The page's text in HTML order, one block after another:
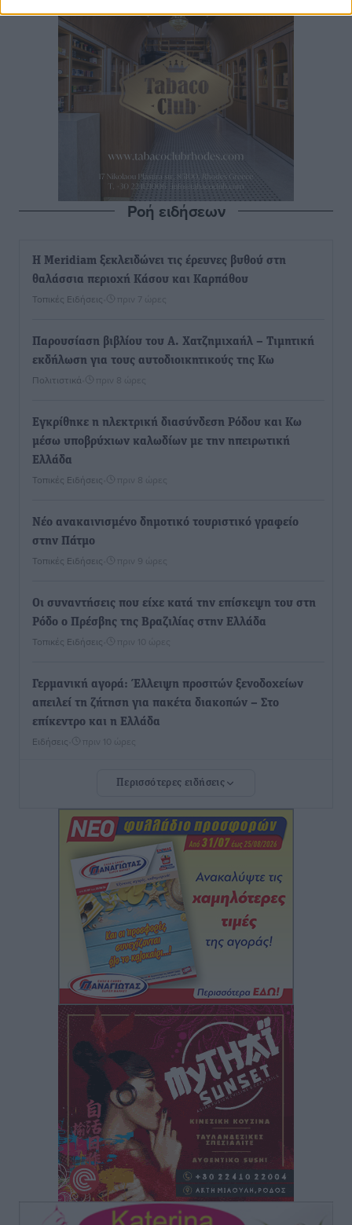
Ροή ειδήσεων
Η Meridiam ξεκλειδώνει τις έρευνες βυθού στη
θαλάσσια περιοχή Κάσου και Καρπάθου
Τοπικές Ειδήσεις πριν 7 ώρες
Παρουσίαση βιβλίου του Α. Χατζημιχαήλ – Τιμητική
εκδήλωση για τους αυτοδιοικητικούς της Κω
Πολιτιστικά πριν 8 ώρες
Εγκρίθηκε η ηλεκτρική διασύνδεση Ρόδου και Κω
μέσω υποβρύχιων καλωδίων με την ηπειρωτική
Ελλάδα
Τοπικές Ειδήσεις πριν 8 ώρες
Νέο ανακαινισμένο δημοτικό τουριστικό γραφείο
στην Πάτμο
Τοπικές Ειδήσεις πριν 9 ώρες
Οι συναντήσεις που είχε κατά την επίσκεψη του στη
Ρόδο ο Πρέσβης της Βραζιλίας στην Ελλάδα
Τοπικές Ειδήσεις πριν 10 ώρες
Γερμανική αγορά: Έλλειψη προσιτών ξενοδοχείων
απειλεί τη ζήτηση για πακέτα διακοπών – Στο
επίκεντρο και η Ελλάδα
Ειδήσεις πριν 10 ώρες
Νέο ξενοδοχείο στη Ρόδο για την H Hotels –
στην Κω
Τοπικές Ειδήσεις• πριν 10 ώρες
Αυτοκίνητο μπήκε παράνομα σε μονόδρομο στο
Μαστιχάρι – Αναποδογύρισε όχημα με μητέρα και
5χρονο παιδί
Τοπικές Ειδήσεις • πριν 10 ώρες
“Η Ευρώπη αντιμετώπιζε το προσφυγικό σαν ταινία
τρόμου” – Η συγκλονιστική μαρτυρία της Χαρούλας
Γιασιράνη στον RV για τα γεγονότα που οδήγησαν στο
Σύμφωνο της Λέρου
Τοπικές Ειδήσεις • πριν 10 ώρες
Συναυλία με τον Γιάννη Κότσιρα στις 21 Αυγούστου
Πολιτιστικά• πριν 10 ώρες
Έκτακτη συνεδρίαση της Δημοτικής Επιτροπής Ρόδου
αύριο Παρασκευή 7 Αυγούστου
Τοπικές Ειδήσεις• πριν 10 ώρες
Περισσότερες ειδήσεις